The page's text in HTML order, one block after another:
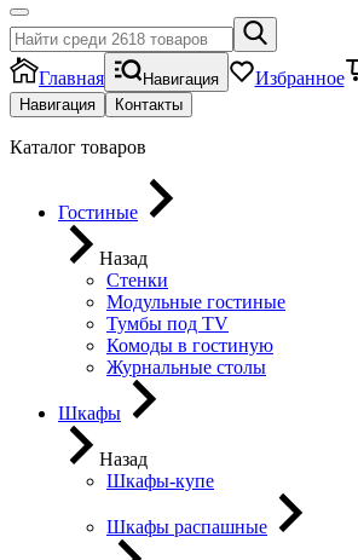
Главная Навигация Избранное
Навигация Контакты
Каталог товаров
Гостиные
Назад
Стенки
Модульные гостиные
Тумбы под ТV
Комоды в гостиную
Журнальные столы
Шкафы
Назад
Шкафы-купе
Шкафы распашные